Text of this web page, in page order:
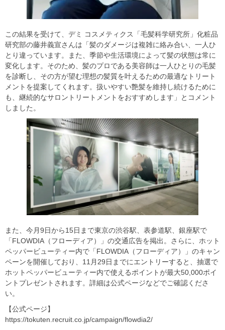
この結果を受けて、デミ コスメティクス「毛髪科学研究所」化粧品
研究部の藤井義宣さんは「髪のダメージは複雑に絡み合い、一人ひ
とり違っています。また、季節や生活環境によって髪の状態は常に
変化します。そのため、髪のプロである美容師は一人ひとりの毛髪
を診断し、その方が望む理想の髪質を叶えるための最適なトリート
メントを提案してくれます。扱いやすい艶髪を維持し続けるために
も、継続的なサロントリートメントをおすすめします」とコメント
しました。
また、今月9日から15日まで東京の渋谷駅、表参道駅、銀座駅で
「FLOWDIA（フローディア）」の交通広告を掲出。さらに、ホット
ペッパービューティー内で「FLOWDIA（フローディア）」のキャン
ペーンを開催しており、11月29日までにエントリーすると、抽選で
ホットペッパービューティー内で使えるポイントが最大50,000ポイ
ントプレゼントされます。詳細は公式ページなどでご確認くださ
い。
【公式ページ】
https://tokuten.recruit.co.jp/campaign/flowdia2/